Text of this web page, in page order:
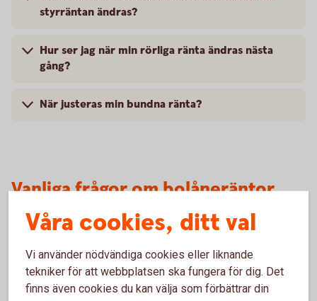
styrräntan ändras?
Hur ser jag när min rörliga ränta ändras nästa
gång?
När justeras min bundna ränta?
Vanliga frågor om bolåneräntor
Vad är skillnaden mellan listränta och snittränta?
Vad avgör min bolåneränta?
Våra cookies, ditt val
Vi använder nödvändiga cookies eller liknande
tekniker för att webbplatsen ska fungera för dig. Det
finns även cookies du kan välja som förbättrar din